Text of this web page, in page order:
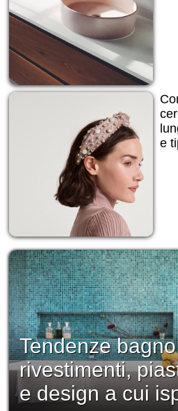
e
Tendenze
rivestimenti,
e design a cui